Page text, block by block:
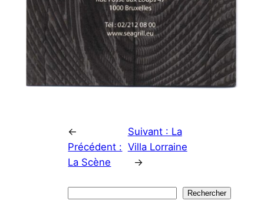
←
Précédent :
La Scène
Suivant : La
Villa Lorraine
→
Rechercher